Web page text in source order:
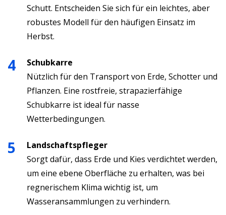
Schutt. Entscheiden Sie sich für ein leichtes, aber
robustes Modell für den häufigen Einsatz im
Herbst.
Schubkarre
Nützlich für den Transport von Erde, Schotter und
Pflanzen. Eine rostfreie, strapazierfähige
Schubkarre ist ideal für nasse
Wetterbedingungen.
Landschaftspfleger
Sorgt dafür, dass Erde und Kies verdichtet werden,
um eine ebene Oberfläche zu erhalten, was bei
regnerischem Klima wichtig ist, um
Wasseransammlungen zu verhindern.